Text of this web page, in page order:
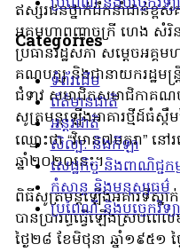
Categories
ទំព័រដើម
ព័ត៌មានជាតិ
អន្តរជាតិ
សិល្បៈ និងកីឡា
សេដ្ឋកិច្ច និងពាណិជ្ជកម្
កំសាន្ត និងមនុស្សធម៌
ប្រពៃណី និងបច្ចេកវិទ្យា
ឥស្សរជនថ្នាក់ដឹកនាំជាន់ខ្ព
អគ្គមហាពញាចក្រី ហេង សំ
ប្រធានរដ្ឋសភា សម្តេចអគ្
គណបក្ស និងជានាយករដ្ឋមន្
ជំទាវ សមាជិកសមាជិកាគណ
សូត្រមន្តឡើងអាគារថ្មីដ៍ធំស្
ឈ្មោះថា “វិមាន៧មករា” ន
ឆ្នាំ២០២០នេះ។
ពិធីសូត្រមន្តឡើងអគារទីស្ន
បានប្រារព្ធធ្វើឡើងស្រប
ថ្ងៃ២៨ ខែមិថុនា ឆ្នាំ១៩៥១